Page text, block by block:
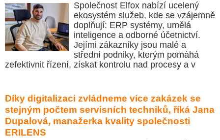
Společnost Elfox nabízí ucelený
ekosystém služeb, kde se vzájemně
doplňují: ERP systémy, umělá
inteligence a odborné účetnictví.
Jejími zákazníky jsou malé a
střední podniky, kterým pomáhá
zefektivnit řízení, získat kontrolu nad procesy a v
Díky digitalizaci zvládneme více zakázek se
stejným počtem servisních techniků, říká Jana
Dupalová, manažerka kvality společnosti
ERILENS